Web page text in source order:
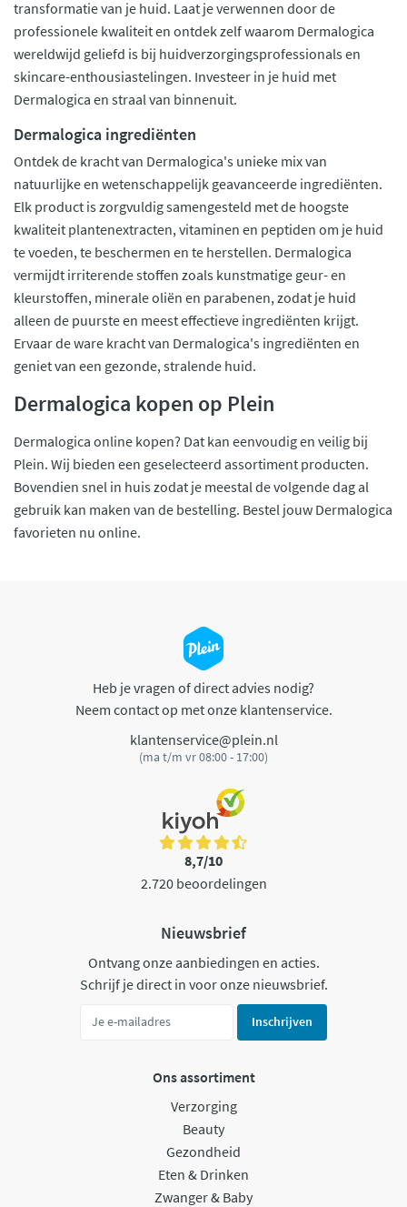
transformatie van je huid. Laat je verwennen door de
professionele kwaliteit en ontdek zelf waarom Dermalogica
wereldwijd geliefd is bij huidverzorgingsprofessionals en
skincare-enthousiastelingen. Investeer in je huid met
Dermalogica en straal van binnenuit.
Dermalogica ingrediënten
Ontdek de kracht van Dermalogica's unieke mix van
natuurlijke en wetenschappelijk geavanceerde ingrediënten.
Elk product is zorgvuldig samengesteld met de hoogste
kwaliteit plantenextracten, vitaminen en peptiden om je huid
te voeden, te beschermen en te herstellen. Dermalogica
vermijdt irriterende stoffen zoals kunstmatige geur- en
kleurstoffen, minerale oliën en parabenen, zodat je huid
alleen de puurste en meest effectieve ingrediënten krijgt.
Ervaar de ware kracht van Dermalogica's ingrediënten en
geniet van een gezonde, stralende huid.
Dermalogica kopen op Plein
Dermalogica online kopen? Dat kan eenvoudig en veilig bij
Plein. Wij bieden een geselecteerd assortiment producten.
Bovendien snel in huis zodat je meestal de volgende dag al
gebruik kan maken van de bestelling. Bestel jouw Dermalogica
favorieten nu online.
Heb je vragen of direct advies nodig?
Neem contact op met onze klantenservice.
klantenservice@plein.nl
(ma t/m vr 08:00 - 17:00)
8,7/10
2.720 beoordelingen
Nieuwsbrief
Ontvang onze aanbiedingen en acties.
Schrijf je direct in voor onze nieuwsbrief.
Inschrijven
Ons assortiment
Verzorging
Beauty
Gezondheid
Eten & Drinken
Zwanger & Baby